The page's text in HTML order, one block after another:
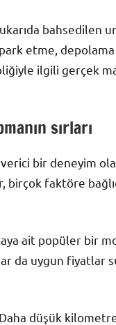
bahsedilen
etme,
ilgili gerçek
sırları
bir deneyim
faktöre
ait popüler bir
da uygun fiyatlar
düşük